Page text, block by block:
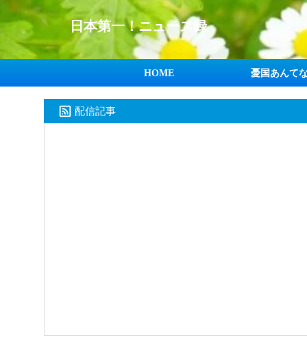
日本第一！ニュース録
HOME 憂国あんて
配信記事